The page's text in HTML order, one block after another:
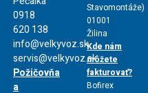
0918
620 138
info@velkyvoz.sk
servis@velkyvoz.sk
Požičovňa
a
Stavomontáže)
01001
Žilina
Kde nám
môžete
fakturovať?
Bofirex